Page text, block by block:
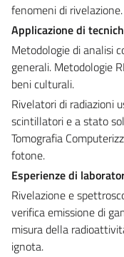
fenomeni di rivelazione.
Applicazione di
Metodologie di analisi
generali. Metodologie
beni culturali.
Rivelatori di radiazioni
scintillatori e a stato
Tomografia
fotone.
Esperienze di
Rivelazione e
verifica emissione di
misura della
ignota.